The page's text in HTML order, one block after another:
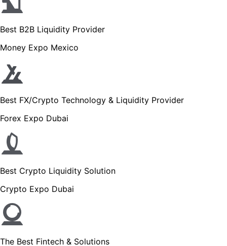
Best B2B Liquidity Provider
Money Expo Mexico
Best FX/Crypto Technology & Liquidity Provider
Forex Expo Dubai
Best Crypto Liquidity Solution
Crypto Expo Dubai
The Best Fintech & Solutions